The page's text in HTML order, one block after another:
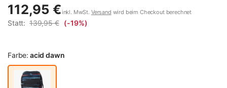
112,95 €inkl. MwSt. Versand wird beim Checkout berechnet
Statt: 139,95 € (-19%)
Farbe: acid dawn